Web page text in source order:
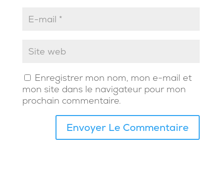
Enregistrer mon nom, mon e-mail et
mon site dans le navigateur pour mon
prochain commentaire.